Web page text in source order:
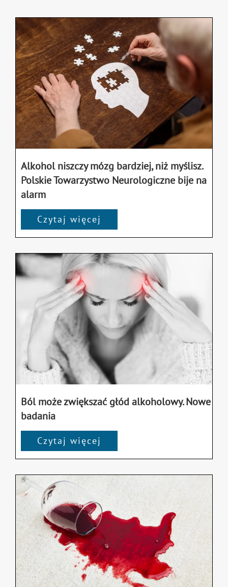
Alkohol niszczy mózg bardziej, niż myślisz.
Polskie Towarzystwo Neurologiczne bije na
alarm
Czytaj więcej
Ból może zwiększać głód alkoholowy. Nowe
badania
Czytaj więcej